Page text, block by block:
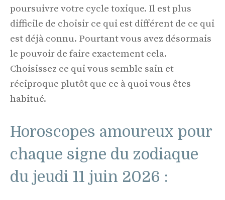
poursuivre votre cycle toxique. Il est plus
difficile de choisir ce qui est différent de ce qui
est déjà connu. Pourtant vous avez désormais
le pouvoir de faire exactement cela.
Choisissez ce qui vous semble sain et
réciproque plutôt que ce à quoi vous êtes
habitué.
Horoscopes amoureux pour
chaque signe du zodiaque
du jeudi 11 juin 2026 :